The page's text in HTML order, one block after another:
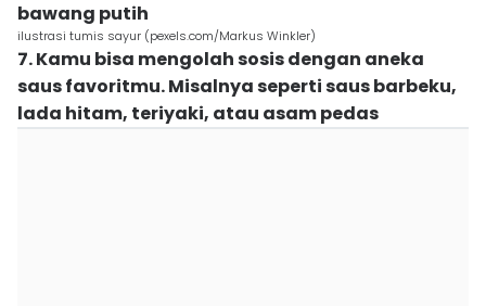
bawang putih
ilustrasi tumis sayur (pexels.com/Markus Winkler)
7. Kamu bisa mengolah sosis dengan aneka
saus favoritmu. Misalnya seperti saus barbeku,
lada hitam, teriyaki, atau asam pedas